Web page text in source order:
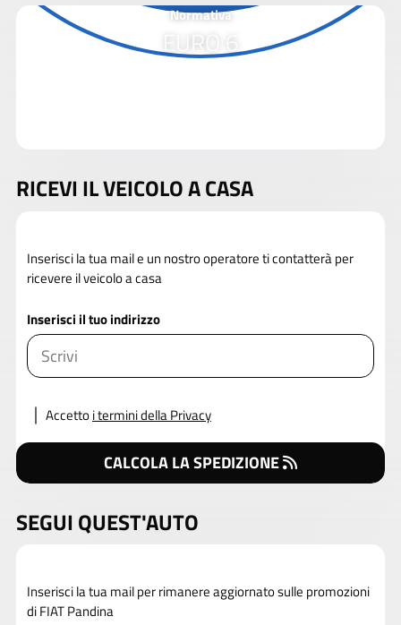
Normativa
EURO 6
RICEVI IL VEICOLO A CASA
Inserisci la tua mail e un nostro operatore ti contatterà per
ricevere il veicolo a casa
Inserisci il tuo indirizzo
Accettoi termini della Privacy
CALCOLA LA SPEDIZIONE
SEGUI QUEST'AUTO
Inserisci la tua mail per rimanere aggiornato sulle promozioni
di FIAT Pandina